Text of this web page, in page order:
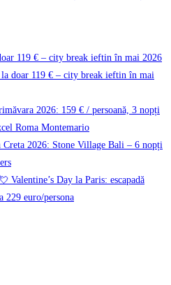
119 € – city break ieftin în mai 2026
doar 119 € – city break ieftin în mai
2026: 159 € / persoană, 3 nopți
Roma Montemario
Creta 2026: Stone Village Bali – 6 nopți
Valentine’s Day la Paris: escapadă
229 euro/persona